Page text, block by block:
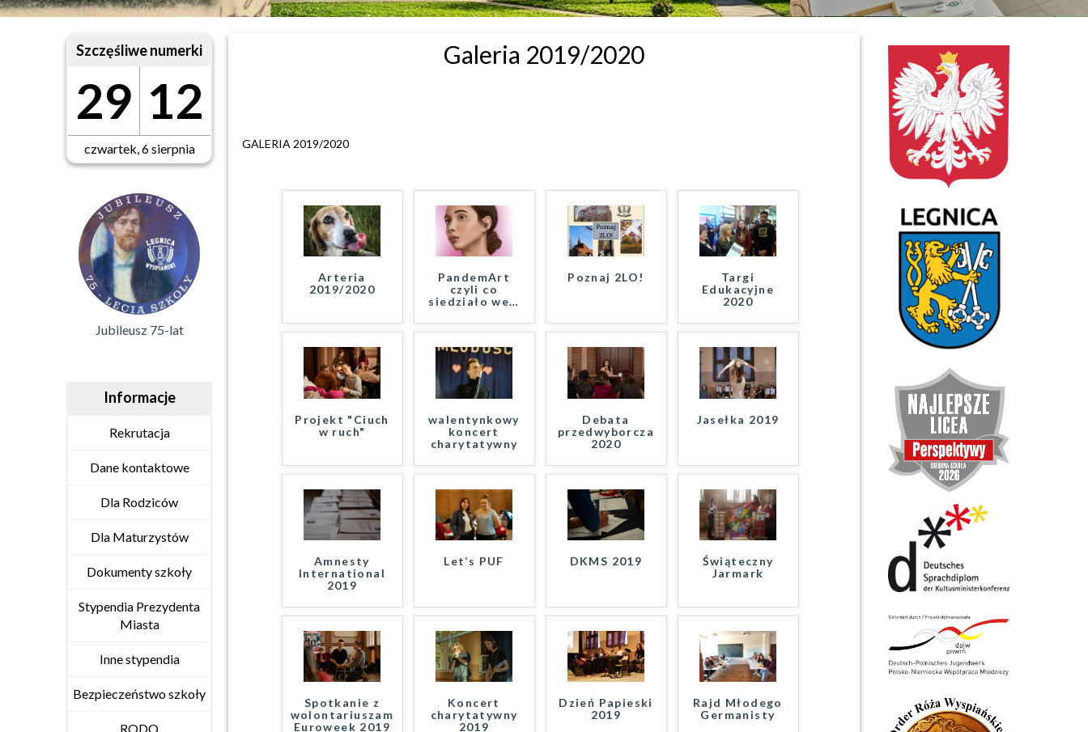
Szczęśliwe numerki
29 12
czwartek, 6 sierpnia
Jubileusz 75-lat
Informacje
Rekrutacja
Dane kontaktowe
Dla Rodziców
Dla Maturzystów
Dokumenty szkoły
Stypendia Prezydenta
Miasta
Inne stypendia
Bezpieczeństwo szkoły
RODO
Galeria 2019/2020
GALERIA 2019/2020
Arteria
2019/2020
PandemArt
czyli co
siedziało we…
Poznaj 2LO!
Targi
Edukacyjne
2020
Projekt "Ciuch
w ruch"
walentynkowy
koncert
charytatywny
Debata
przedwyborcza
2020
Jasełka 2019
Amnesty
International
2019
Let’s PUF DKMS 2019
Świąteczny
Jarmark
Spotkanie z
wolontariuszami
Euroweek 2019
Koncert
charytatywny
2019
Dzień Papieski
2019
Rajd Młodego
Germanisty